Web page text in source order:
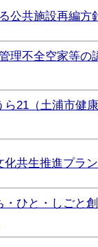
公共施設再編方
理不全空家等の
ら21（土浦市健
共生推進プラン
ひと・しごと